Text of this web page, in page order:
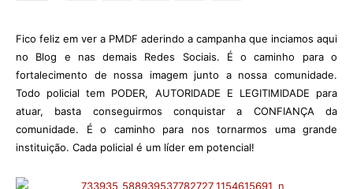
Fico feliz em ver a PMDF aderindo a campanha que inciamos aqui
no Blog e nas demais Redes Sociais. É o caminho para o
fortalecimento de nossa imagem junto a nossa comunidade.
Todo policial tem PODER, AUTORIDADE E LEGITIMIDADE para
atuar, basta conseguirmos conquistar a CONFIANÇA da
comunidade. É o caminho para nos tornarmos uma grande
instituição. Cada policial é um líder em potencial!